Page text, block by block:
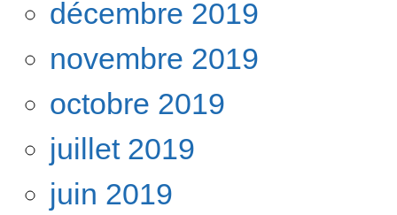
décembre 2019
novembre 2019
octobre 2019
juillet 2019
juin 2019